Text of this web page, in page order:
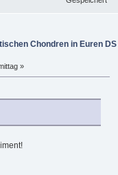
Chondren in Euren DS
»